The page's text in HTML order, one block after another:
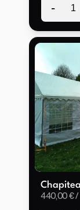
- 1
440,00 €